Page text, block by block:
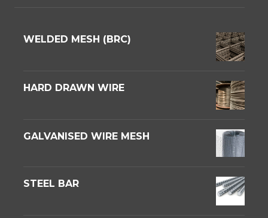
WELDED MESH (BRC)
HARD DRAWN WIRE
GALVANISED WIRE MESH
STEEL BAR